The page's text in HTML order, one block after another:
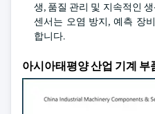
생, 품질 관리 및 지속적인
센서는 오염 방지, 예측 장
합니다.
아시아태평양 산업 기계 부